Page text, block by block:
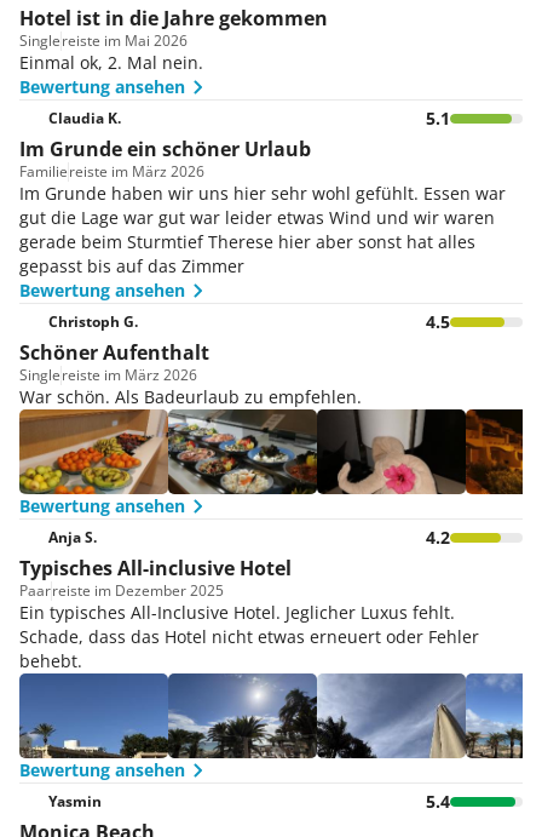
Hotel ist in die Jahre gekommen
Singlereiste im Mai 2026
Einmal ok, 2. Mal nein.
Bewertung ansehen
Claudia K. 5.1
Im Grunde ein schöner Urlaub
Familiereiste im März 2026
Im Grunde haben wir uns hier sehr wohl gefühlt. Essen war
gut die Lage war gut war leider etwas Wind und wir waren
gerade beim Sturmtief Therese hier aber sonst hat alles
gepasst bis auf das Zimmer
Bewertung ansehen
Christoph G. 4.5
Schöner Aufenthalt
Singlereiste im März 2026
War schön. Als Badeurlaub zu empfehlen.
Bewertung ansehen
Anja S. 4.2
Typisches All-inclusive Hotel
Paarreiste im Dezember 2025
Ein typisches All-Inclusive Hotel. Jeglicher Luxus fehlt.
Schade, dass das Hotel nicht etwas erneuert oder Fehler
behebt.
Bewertung ansehen
Yasmin 5.4